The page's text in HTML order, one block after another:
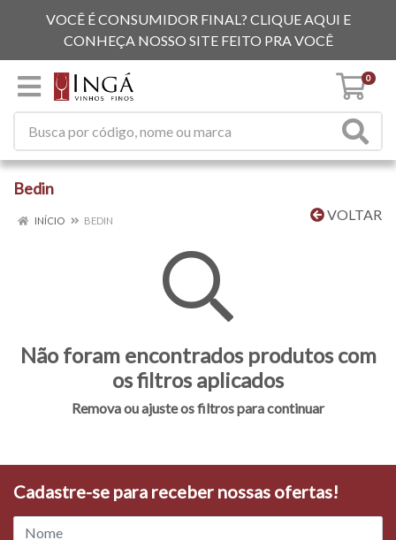
VOCÊ É CONSUMIDOR FINAL? CLIQUE AQUI E
CONHEÇA NOSSO SITE FEITO PRA VOCÊ
0
Bedin
VOLTAR
INÍCIO BEDIN
Não foram encontrados produtos com
os filtros aplicados
Remova ou ajuste os filtros para continuar
Cadastre-se para receber nossas ofertas!